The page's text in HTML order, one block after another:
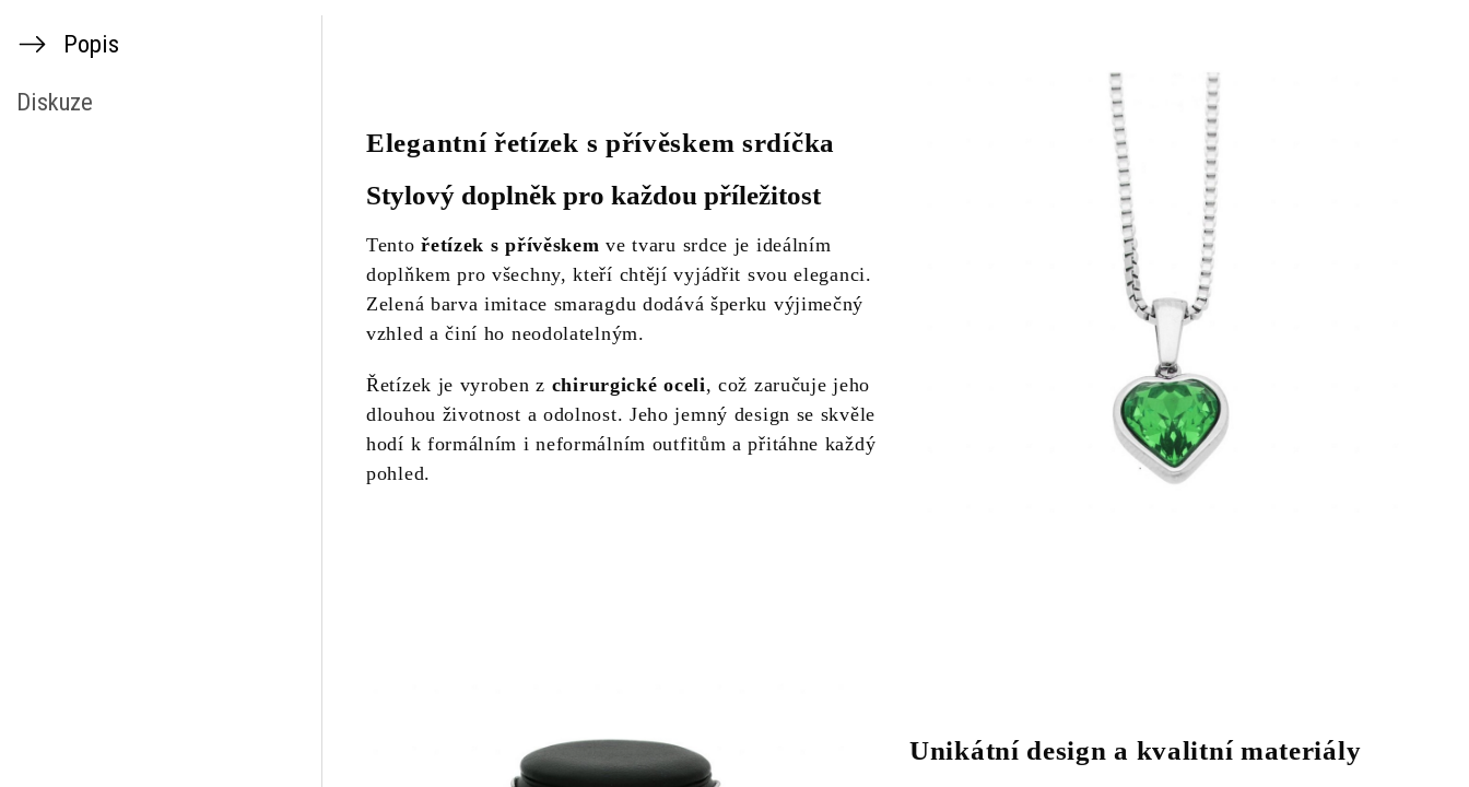
Popis
Diskuze
Elegantní řetízek s přívěskem srdíčka
Stylový doplněk pro každou příležitost
Tentořetízek s přívěskem ve tvaru srdce je ideálním
doplňkem pro všechny, kteří chtějí vyjádřit svou eleganci.
Zelená barva imitace smaragdu dodává šperku výjimečný
vzhled a činí ho neodolatelným.
Řetízek je vyroben z chirurgické oceli, což zaručuje jeho
dlouhou životnost a odolnost. Jeho jemný design se skvěle
hodí k formálním i neformálním outfitům a přitáhne každý
pohled.
Unikátní design a kvalitní materiály